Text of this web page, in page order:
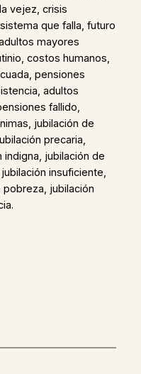
vejez, crisis
que falla, futuro
mayores
costos humanos,
pensiones
adultos
fallido,
jubilación de
precaria,
jubilación de
insuficiente,
pobreza, jubilación